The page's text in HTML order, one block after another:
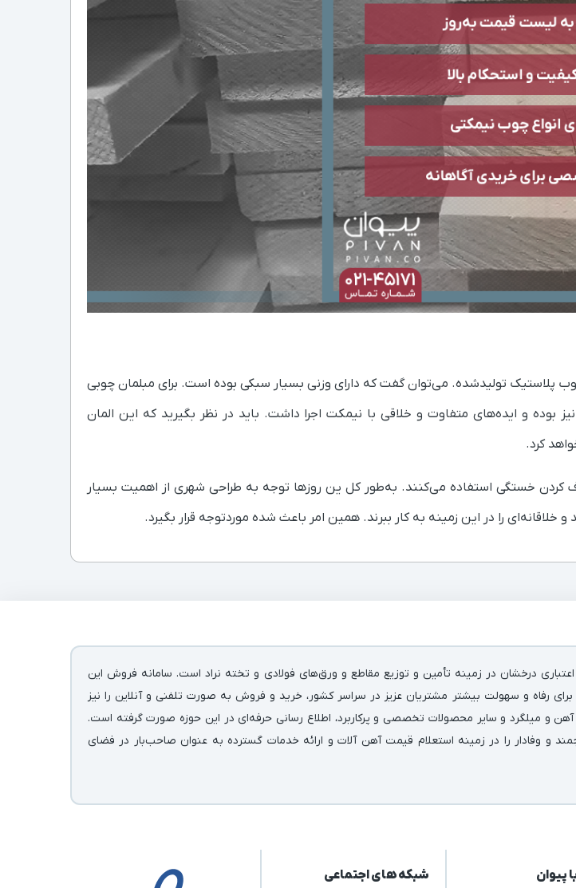
پلاستیک تولیدشده. می‌توان گفت که دارای وزنی بسیار سبکی بوده است. برای مبلمان چوبی
و ایده‌های متفاوت و خلاقی با نیمکت اجرا داشت. باید در نظر بگیرید که این المان
کرد.
کردن خستگی استفاده می‌کنند. به‌طور کل ین روزها توجه به طراحی شهری از اهمیت بسیار
را در این زمینه به کار ببرند. همین امر باعث شده موردتوجه قرار بگیرد.
درخشان در زمینه‌ تأمین و توزیع مقاطع و ورق‌های فولادی و تخته نراد است. سامانه فروش این
رفاه و سهولت بیشتر مشتریان عزیز در سراسر کشور، خرید و فروش به صورت تلفنی و آنلاین را نیز
و میلگرد و سایر محصولات تخصصی و پرکاربرد، اطلاع رسانی حرفه‌ای در این حوزه صورت گرفته است.
و وفادار را در زمینه استعلام قیمت آهن آلات و ارائه خدمات گسترده به عنوان صاحب‌بار در فضای
پیوان شبکه های اجتماعی